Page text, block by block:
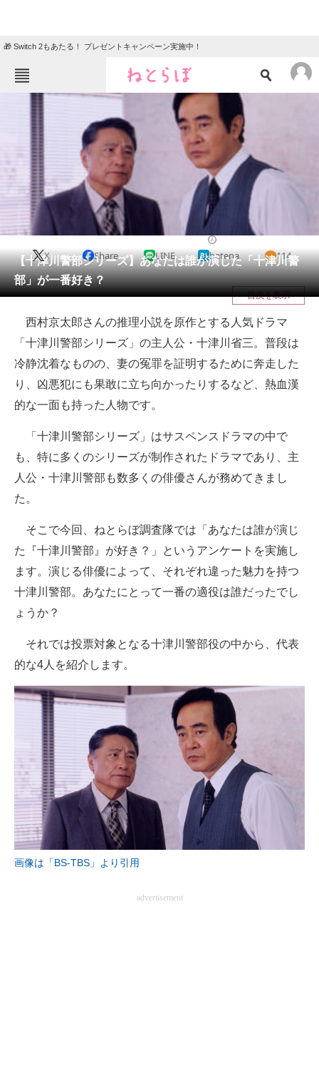
🎁 Switch 2もあたる！ プレゼントキャンペーン実施中！
ねとらぼメニュー
ニュース
エンタメ クイズ
グルメ
住まい 教育・育児
動物 リサーチ
会員記事
メディア
注目記事を集めた総合ページ
ITの今と未来を見通す
スマホと通信の最新トレンド
進化するPCとデバイスの未来
好きが集まる 比べて選べる
ビジネスと働き方のヒント
企業ITのトレンドを詳説
経営リーダーのコミュニティ
マーケ×ITの今がよく分かる
IT製品の技術・比較・事例
製造業のIT導入・活用を支援
モノづくり技術者専門サイト
エレクトロニクス専門サイト
電子設計の基本と応用
エネルギーの専門メディア
建設×テクノロジーの最前線
ちょっと気になるネットの話題
【十津川警部シリーズ】あなたは誰が演じた「十津川警
部」が一番好き？
X Share LINE hatena 114
目次を表示
西村京太郎さんの推理小説を原作とする人気ドラマ
「十津川警部シリーズ」の主人公・十津川省三。普段は
冷静沈着なものの、妻の冤罪を証明するために奔走した
り、凶悪犯にも果敢に立ち向かったりするなど、熱血漢
的な一面も持った人物です。
「十津川警部シリーズ」はサスペンスドラマの中で
も、特に多くのシリーズが制作されたドラマであり、主
人公・十津川警部も数多くの俳優さんが務めてきまし
た。
そこで今回、ねとらぼ調査隊では「あなたは誰が演じ
た『十津川警部』が好き？」というアンケートを実施し
ます。演じる俳優によって、それぞれ違った魅力を持つ
十津川警部。あなたにとって一番の適役は誰だったでし
ょうか？
それでは投票対象となる十津川警部役の中から、代表
的な4人を紹介します。
画像は「BS-TBS」より引用
advertisement